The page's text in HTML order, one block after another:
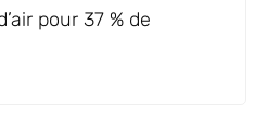
pour 37 % de